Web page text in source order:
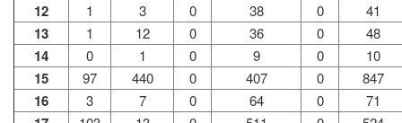
12 1 3 0 38 0 41
13 1 12 0 36 0 48
14 0 1 0 9 0 10
15 97 440 0 407 0 847
16 3 7 0 64 0 71